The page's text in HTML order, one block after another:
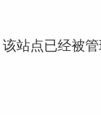
站点已经被